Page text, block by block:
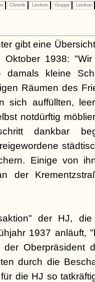
Chronik Lexikon Gruppe Lexikon
gibt eine
1938:
damals kleine
Räumen des
sich auffüllten,
notdürftig
dankbar
Einige von
der
der HJ,
1937 anläuft,
der Oberpräsident
durch die
die HJ so